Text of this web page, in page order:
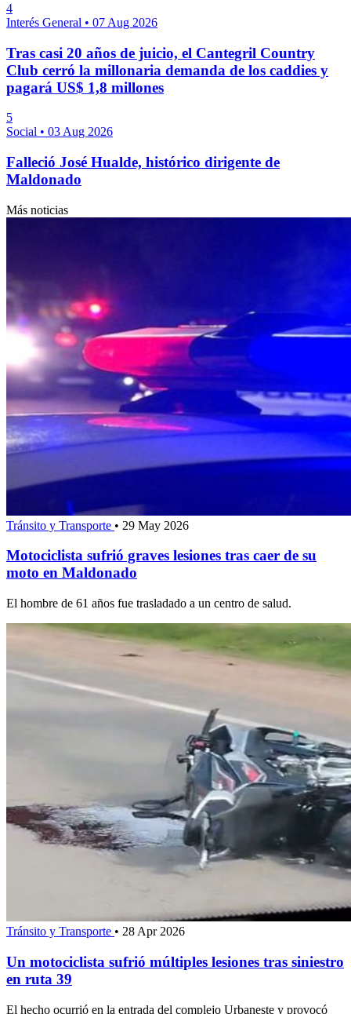
4
Interés General • 07 Aug 2026
Tras casi 20 años de juicio, el Cantegril Country
Club cerró la millonaria demanda de los caddies y
pagará US$ 1,8 millones
5
Social • 03 Aug 2026
Falleció José Hualde, histórico dirigente de
Maldonado
Más noticias
Tránsito y Transporte • 29 May 2026
Motociclista sufrió graves lesiones tras caer de su
moto en Maldonado
El hombre de 61 años fue trasladado a un centro de salud.
Tránsito y Transporte • 28 Apr 2026
Un motociclista sufrió múltiples lesiones tras siniestro
en ruta 39
El hecho ocurrió en la entrada del complejo Urbaneste y provocó